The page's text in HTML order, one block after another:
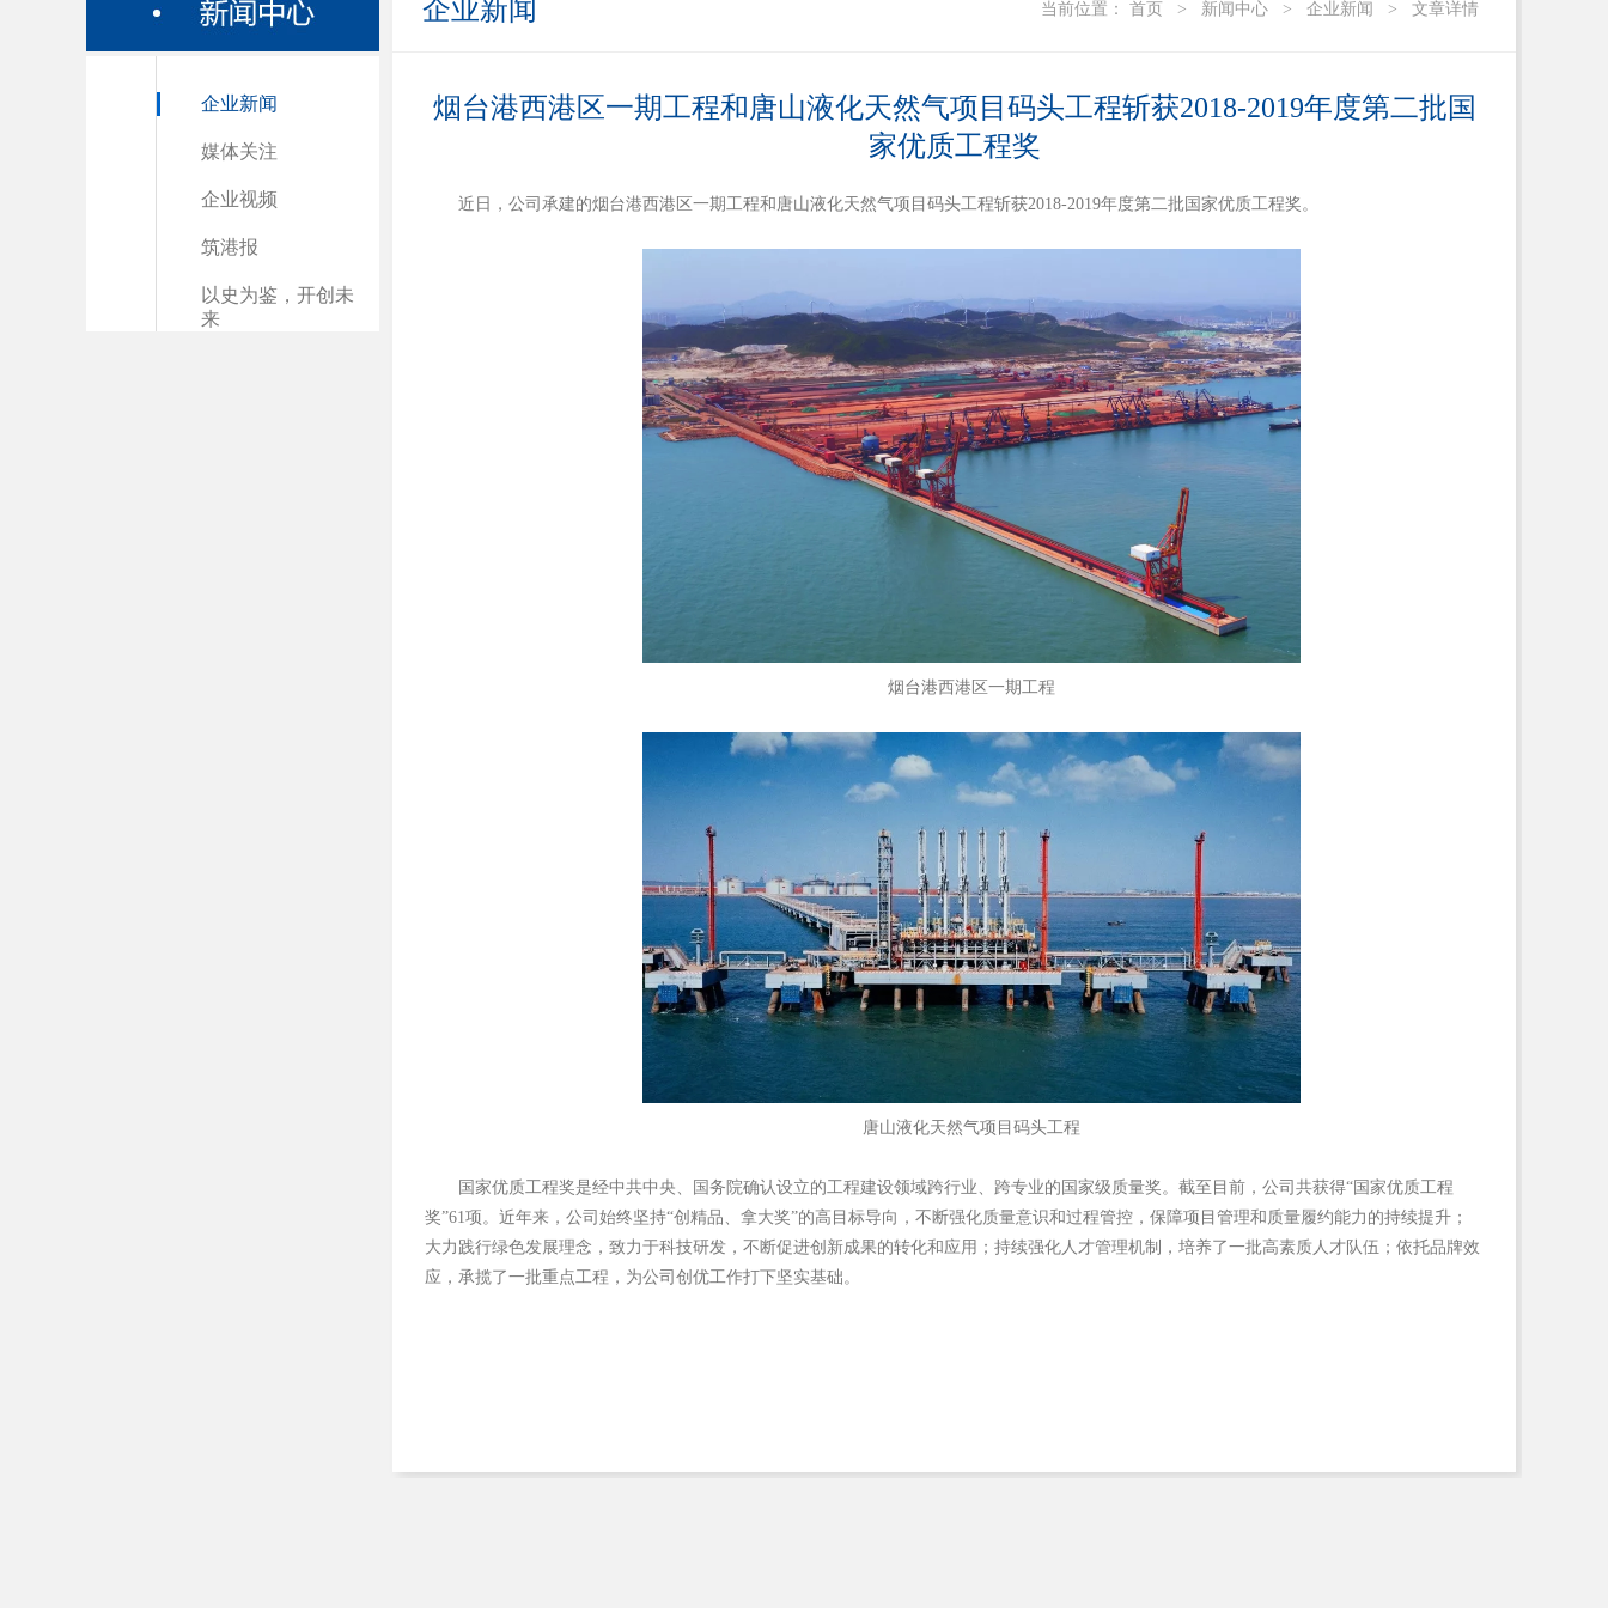
企业新闻
媒体关注
企业视频
筑港报
以史为鉴，开创未
来
企业新闻 当前位置： 首页 > 新闻中心 > 企业新闻 > 文章详情
烟台港西港区一期工程和唐山液化天然气项目码头工程斩获2018-2019年度第二批国
家优质工程奖
近日，公司承建的烟台港西港区一期工程和唐山液化天然气项目码头工程斩获2018-2019年度第二批国家优质工程奖。
烟台港西港区一期工程
唐山液化天然气项目码头工程
国家优质工程奖是经中共中央、国务院确认设立的工程建设领域跨行业、跨专业的国家级质量奖。截至目前，公司共获得“国家优质工程
奖”61项。 近年来，公司始终坚持“创精品、拿大奖”的高目标导向，不断强化质量意识和过程管控，保障项目管理和质量履约能力的持续提升；
大力践行绿色发展理念，致力于科技研发，不断促进创新成果的转化和应用；持续强化人才管理机制，培养了一批高素质人才队伍；依托品牌效
应，承揽了一批重点工程，为公司创优工作打下坚实基础。